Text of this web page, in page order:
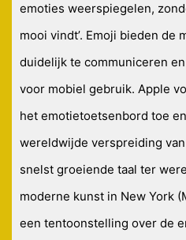
emoties weerspiegelen,
mooi vindt’. Emoji bieden de
duidelijk te communiceren
voor mobiel gebruik. Apple
het emotietoetsenbord toe
wereldwijde verspreiding
snelst groeiende taal ter
moderne kunst in New York
een tentoonstelling over de